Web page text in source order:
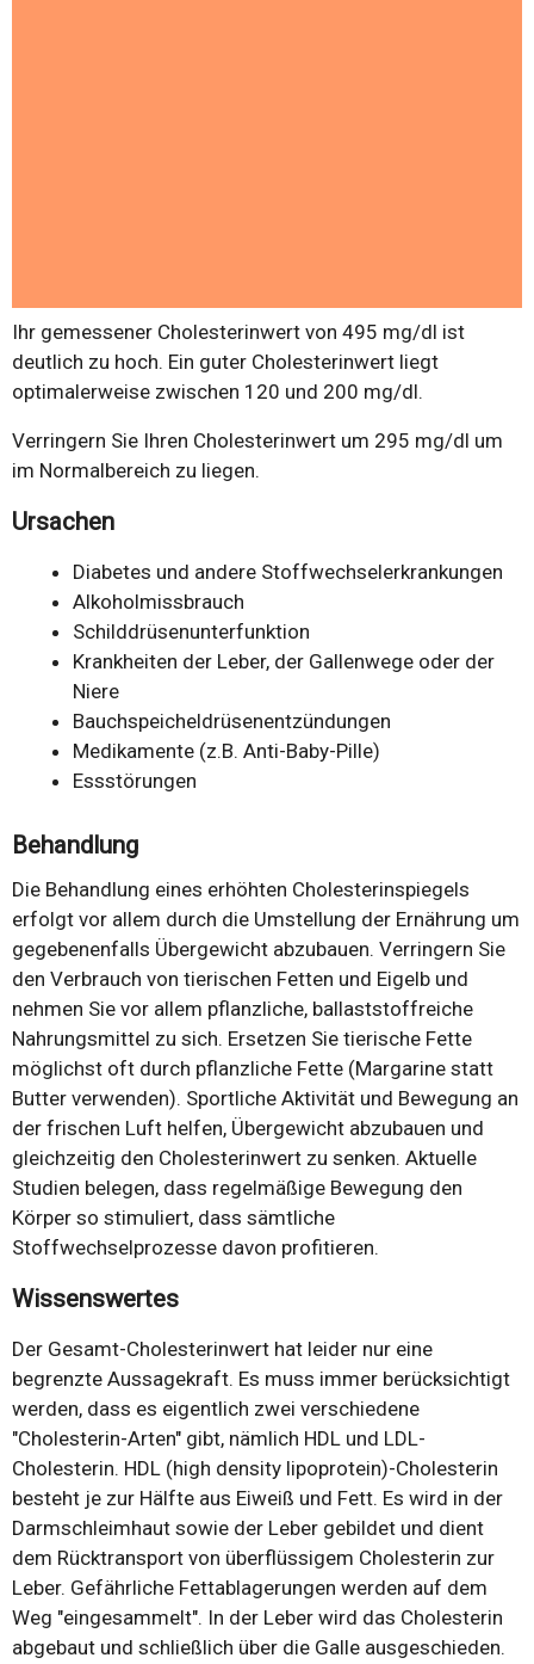
Ihr gemessener Cholesterinwert von 495 mg/dl ist
deutlich zu hoch. Ein guter Cholesterinwert liegt
optimalerweise zwischen 120 und 200 mg/dl.
Verringern Sie Ihren Cholesterinwert um 295 mg/dl um
im Normalbereich zu liegen.
Ursachen
Diabetes und andere Stoffwechselerkrankungen
Alkoholmissbrauch
Schilddrüsenunterfunktion
Krankheiten der Leber, der Gallenwege oder der
Niere
Bauchspeicheldrüsenentzündungen
Medikamente (z.B. Anti-Baby-Pille)
Essstörungen
Behandlung
Die Behandlung eines erhöhten Cholesterinspiegels
erfolgt vor allem durch die Umstellung der Ernährung um
gegebenenfalls Übergewicht abzubauen. Verringern Sie
den Verbrauch von tierischen Fetten und Eigelb und
nehmen Sie vor allem pflanzliche, ballaststoffreiche
Nahrungsmittel zu sich. Ersetzen Sie tierische Fette
möglichst oft durch pflanzliche Fette (Margarine statt
Butter verwenden). Sportliche Aktivität und Bewegung an
der frischen Luft helfen, Übergewicht abzubauen und
gleichzeitig den Cholesterinwert zu senken. Aktuelle
Studien belegen, dass regelmäßige Bewegung den
Körper so stimuliert, dass sämtliche
Stoffwechselprozesse davon profitieren.
Wissenswertes
Der Gesamt-Cholesterinwert hat leider nur eine
begrenzte Aussagekraft. Es muss immer berücksichtigt
werden, dass es eigentlich zwei verschiedene
"Cholesterin-Arten" gibt, nämlich HDL und LDL-
Cholesterin. HDL (high density lipoprotein)-Cholesterin
besteht je zur Hälfte aus Eiweiß und Fett. Es wird in der
Darmschleimhaut sowie der Leber gebildet und dient
dem Rücktransport von überflüssigem Cholesterin zur
Leber. Gefährliche Fettablagerungen werden auf dem
Weg "eingesammelt". In der Leber wird das Cholesterin
abgebaut und schließlich über die Galle ausgeschieden.